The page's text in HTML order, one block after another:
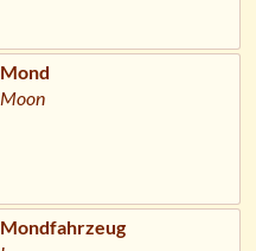
Mond
Moon
Mondfahrzeug